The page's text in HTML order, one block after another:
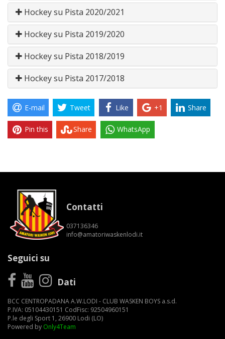
Hockey su Pista 2020/2021
Hockey su Pista 2019/2020
Hockey su Pista 2018/2019
Hockey su Pista 2017/2018
E-mail Tweet Like +1 Share
Pin this Share WhatsApp
Contatti
037136346
info@amatoriwaskenlodi.it
Seguici su
Dati
BCC CENTROPADANA A.W.LODI - CLUB WASKEN BOYS a.s.d.
P.IVA: 05104430151 CodFisc: 92504960151
P.le degli Sport 1, 26900 Lodi (LO)
Powered by Only4Team